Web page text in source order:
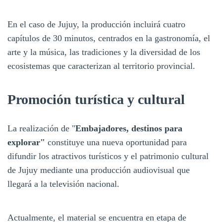
En el caso de Jujuy, la producción incluirá cuatro
capítulos de 30 minutos, centrados en la gastronomía, el
arte y la música, las tradiciones y la diversidad de los
ecosistemas que caracterizan al territorio provincial.
Promoción turística y cultural
La realización de "Embajadores, destinos para
explorar" constituye una nueva oportunidad para
difundir los atractivos turísticos y el patrimonio cultural
de Jujuy mediante una producción audiovisual que
llegará a la televisión nacional.
Actualmente, el material se encuentra en etapa de